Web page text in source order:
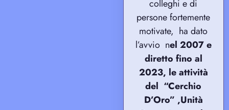
colleghi e di
persone fortemente
motivate, ha dato
l’avvio nel 2007 e
diretto fino al
2023, le attività
del “Cerchio
D’Oro” ,Unità